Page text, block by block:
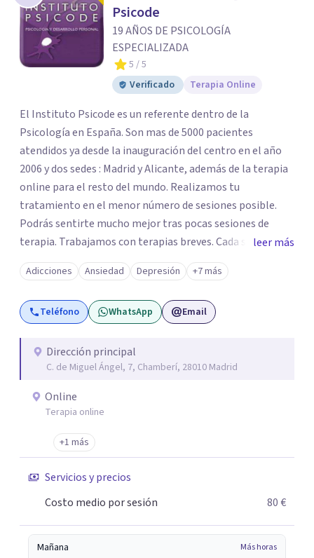
Psicode
19 AÑOS DE PSICOLOGÍA
ESPECIALIZADA
5 / 5
Verificado
Terapia Online
El Instituto Psicode es un referente dentro de la
Psicología en España. Son mas de 5000 pacientes
atendidos ya desde la inauguración del centro en el año
2006 y dos sedes : Madrid y Alicante, además de la terapia
online para el resto del mundo. Realizamos tu
tratamiento en el menor número de sesiones posible.
Podrás sentirte mucho mejor tras pocas sesiones de
terapia. Trabajamos con terapias breves. Cada sesión de
terapia te resultará de utilidad y te ayudará a conseguir
tus objetivos. Entre nuestras especialidades destaca la
terapia de pareja y sexual, así como el tratamiento de
problemas emocionales, obsesiones, ansiedad , estrés,
además con un servicio de hipnosis regresiva para el
trabajo de "Terapia del Alma".
leer más
Adicciones Ansiedad Depresión +7 más
Teléfono WhatsApp Email
Dirección principal
C. de Miguel Ángel, 7, Chamberí, 28010 Madrid
Online
Terapia online
+1 más
Servicios y precios
Costo medio por sesión
80 €
Mañana Más horas